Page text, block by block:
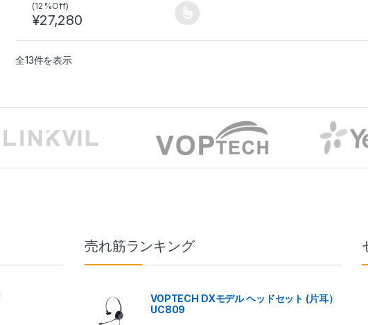
(12 %Off)
¥27,280
この商品には複数のバリエーションがあります。 オプションは商品ページか
全13件を表示
売れ筋ランキング
VOPTECH DXモデル ヘッドセット (片耳）
UC809